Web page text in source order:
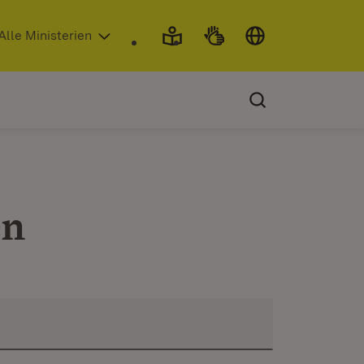
neuem Fenster)
Ministerien